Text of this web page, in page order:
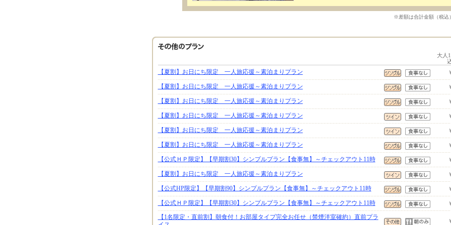
※差額は合計金額（税込
大人
【夏割】お日にち限定 一人旅応援～素泊まりプラン
【夏割】お日にち限定 一人旅応援～素泊まりプラン
【夏割】お日にち限定 一人旅応援～素泊まりプラン
【夏割】お日にち限定 一人旅応援～素泊まりプラン
【夏割】お日にち限定 一人旅応援～素泊まりプラン
【夏割】お日にち限定 一人旅応援～素泊まりプラン
【公式ＨＰ限定】【早期割30】シンプルプラン【食事無】～チェックアウト11時
【夏割】お日にち限定 一人旅応援～素泊まりプラン
【公式HP限定】【早期割90】シンプルプラン【食事無】～チェックアウト11時
【公式ＨＰ限定】【早期割30】シンプルプラン【食事無】～チェックアウト11時
【1名限定・直前割】朝食付！お部屋タイプ完全お任せ（禁煙洋室確約）直前プラ